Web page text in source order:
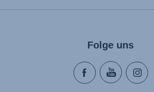
Folge uns